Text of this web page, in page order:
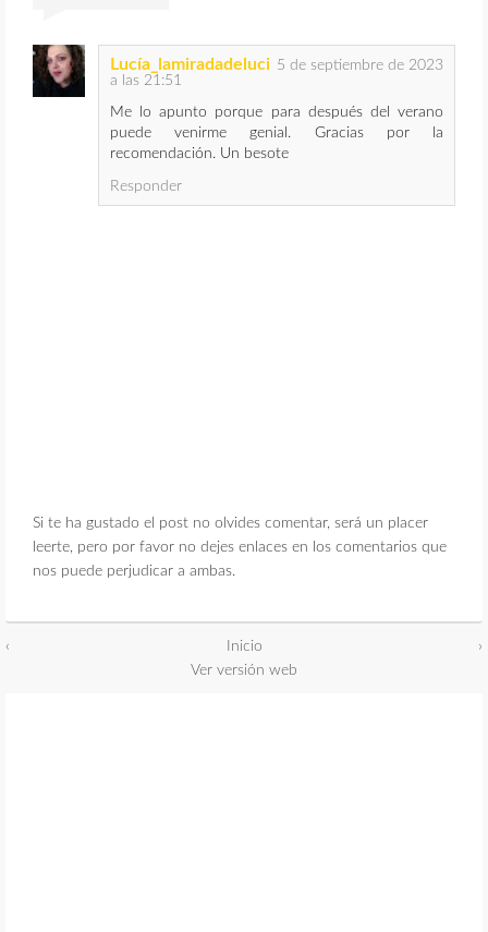
Lucía_lamiradadeluci 5 de septiembre de 2023
a las 21:51
Me lo apunto porque para después del verano
puede venirme genial. Gracias por la
recomendación. Un besote
Responder
Si te ha gustado el post no olvides comentar, será un placer
leerte, pero por favor no dejes enlaces en los comentarios que
nos puede perjudicar a ambas.
‹ ›
Inicio
Ver versión web